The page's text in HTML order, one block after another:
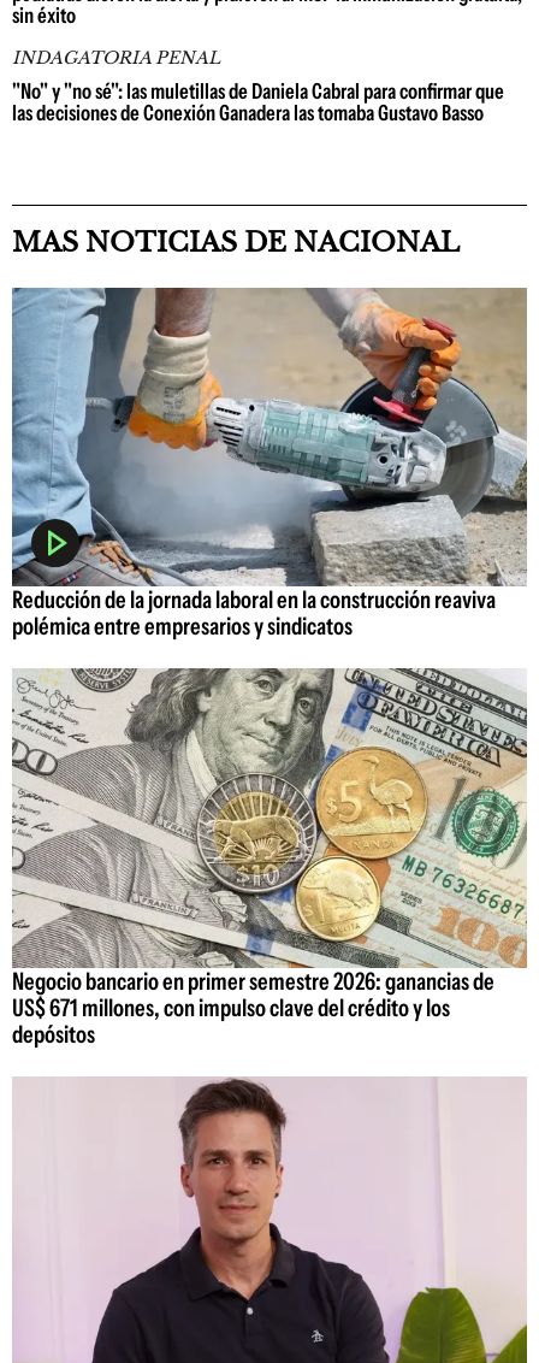
sin éxito
INDAGATORIA PENAL
"No" y "no sé": las muletillas de Daniela Cabral para confirmar que
las decisiones de Conexión Ganadera las tomaba Gustavo Basso
MAS NOTICIAS DE NACIONAL
Reducción de la jornada laboral en la construcción reaviva
polémica entre empresarios y sindicatos
Negocio bancario en primer semestre 2026: ganancias de
US$ 671 millones, con impulso clave del crédito y los
depósitos